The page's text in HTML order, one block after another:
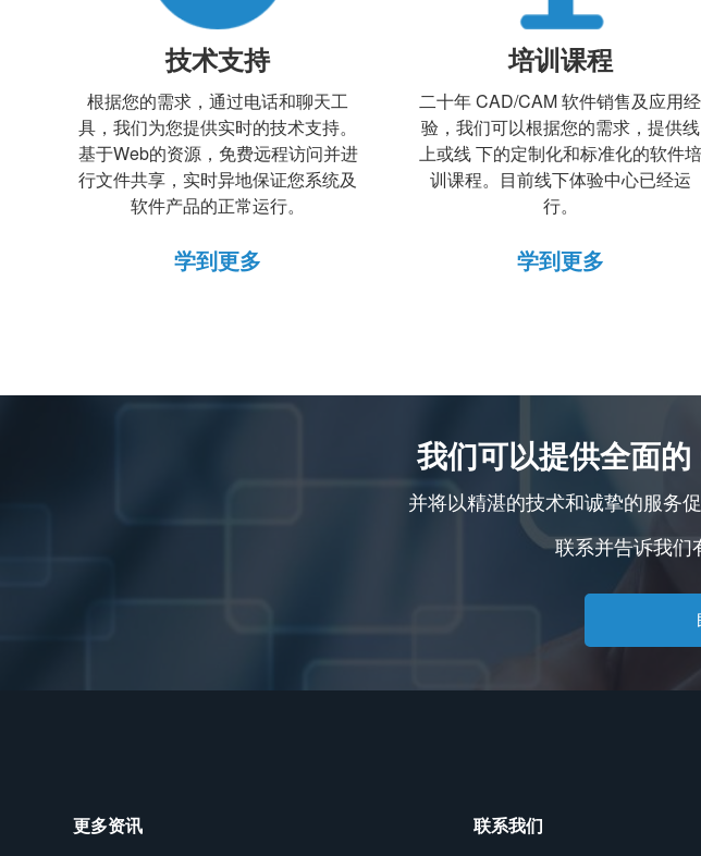
技术支持
根据您的需求，通过电话和聊天工
具，我们为您提供实时的技术支持。
基于Web的资源，免费远程访问并进
行文件共享，实时异地保证您系统及
软件产品的正常运行。
学到更多
培训课程
二十年 CAD/CAM 软件销售及应用经
验，我们可以根据您的需求，提供线
上或线 下的定制化和标准化的软件培
训课程。目前线下体验中心已经运
行。
学到更多
我们可以提供全面
并将以精湛的技术和诚挚的服务
联系并告诉我们
更多资讯
联系我们